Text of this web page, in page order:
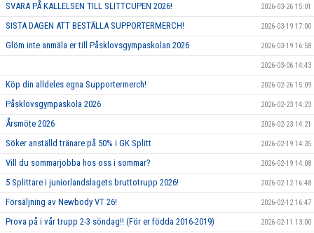
SVARA PÅ KALLELSEN TILL SLITTCUPEN 2026! 2026-03-26 15:01
SISTA DAGEN ATT BESTÄLLA SUPPORTERMERCH! 2026-03-19 17:00
Glöm inte anmäla er till Påsklovsgympaskolan 2026 2026-03-19 16:58
2026-03-06 14:43
Köp din alldeles egna Supportermerch! 2026-02-26 15:09
Påsklovsgympaskola 2026 2026-02-23 14:23
Årsmöte 2026 2026-02-23 14:21
Söker anställd tränare på 50% i GK Splitt 2026-02-19 14:35
Vill du sommarjobba hos oss i sommar? 2026-02-19 14:08
5 Splittare i juniorlandslagets bruttotrupp 2026! 2026-02-12 16:48
Försäljning av Newbody VT 26! 2026-02-12 16:47
Prova på i vår trupp 2-3 söndag!! (För er födda 2016-2019) 2026-02-11 13:00